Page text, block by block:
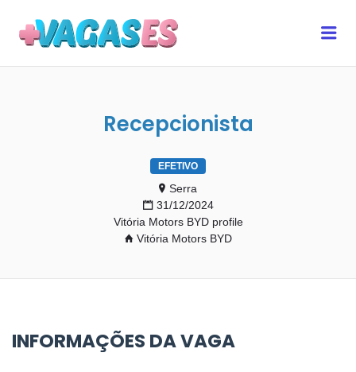
Recepcionista
EFETIVO
Serra
31/12/2024
Vitória Motors BYD profile
Vitória Motors BYD
INFORMAÇÕES DA VAGA